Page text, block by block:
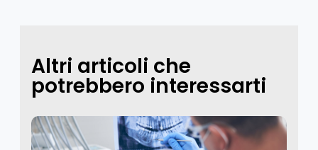
Altri articoli che
potrebbero interessarti